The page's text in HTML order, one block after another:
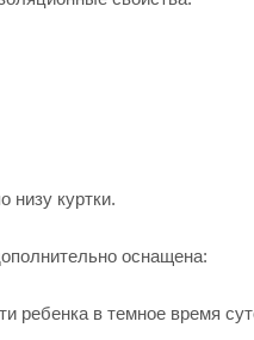
низу куртки.
оснащена:
ребенка в темное время